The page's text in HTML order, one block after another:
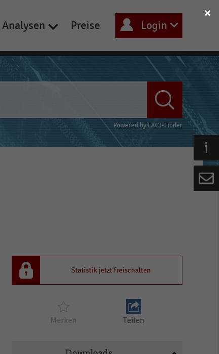
Analysen Preise Login
Powered by FACT-Finder
Statistik jetzt freischalten
Merken Teilen